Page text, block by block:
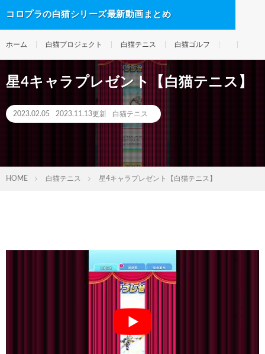
コロプラの白猫シリーズ最新動画まとめ
ホーム 白猫プロジェクト 白猫テニス 白猫ゴルフ
星4キャラプレゼント【白猫テニス】
2023.02.05 2023.11.13更新 白猫テニス
HOME 白猫テニス 星4キャラプレゼント【白猫テニス】